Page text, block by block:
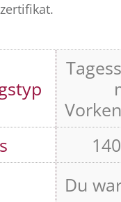
Du